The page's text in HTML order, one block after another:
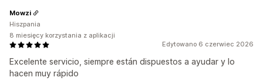
Edytowano 6 czerwiec 2026
Excelente servicio, siempre están dispuestos a ayudar y lo
hacen muy rápido
Mowzi
Hiszpania
8 miesięcy korzystania z aplikacji